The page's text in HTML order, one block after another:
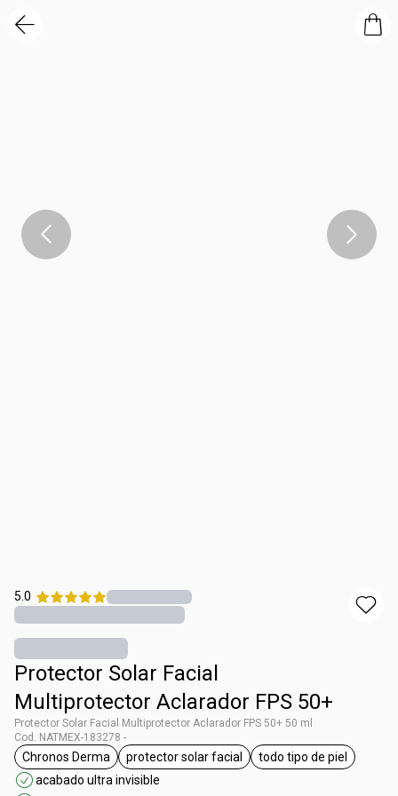
5.0
Protector Solar Facial
Multiprotector Aclarador FPS 50+
Protector Solar Facial Multiprotector Aclarador FPS 50+ 50 ml
Cod. NATMEX-183278 -
etiqueta Chronos Derma
Chronos Derma
etiqueta protector solar facial
protector solar facial
etiqueta todo
todo tipo de piel
acabado ultra invisible